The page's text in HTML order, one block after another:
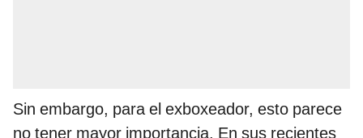
Sin embargo, para el exboxeador, esto parece
no tener mayor importancia. En sus recientes